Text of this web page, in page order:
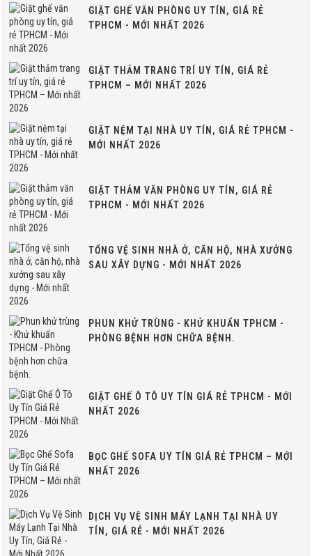
GIẶT GHẾ VĂN PHÒNG UY TÍN, GIÁ RẺ
TPHCM - MỚI NHẤT 2026
GIẶT THẢM TRANG TRÍ UY TÍN, GIÁ RẺ
TPHCM – MỚI NHẤT 2026
GIẶT NỆM TẠI NHÀ UY TÍN, GIÁ RẺ TPHCM -
MỚI NHẤT 2026
GIẶT THẢM VĂN PHÒNG UY TÍN, GIÁ RẺ
TPHCM - MỚI NHẤT 2026
TỔNG VỆ SINH NHÀ Ở, CĂN HỘ, NHÀ XƯỞNG
SAU XÂY DỰNG - MỚI NHẤT 2026
PHUN KHỬ TRÙNG - KHỬ KHUẨN TPHCM -
PHÒNG BỆNH HƠN CHỮA BỆNH.
GIẶT GHẾ Ô TÔ UY TÍN GIÁ RẺ TPHCM - MỚI
NHẤT 2026
BỌC GHẾ SOFA UY TÍN GIÁ RẺ TPHCM – MỚI
NHẤT 2026
DỊCH VỤ VỆ SINH MÁY LẠNH TẠI NHÀ UY
TÍN, GIÁ RẺ - MỚI NHẤT 2026